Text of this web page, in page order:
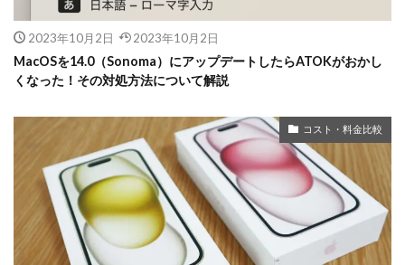
2023年10月2日 2023年10月2日
MacOSを14.0（Sonoma）にアップデートしたらATOKがおかし
くなった！その対処方法について解説
コスト・料金比較